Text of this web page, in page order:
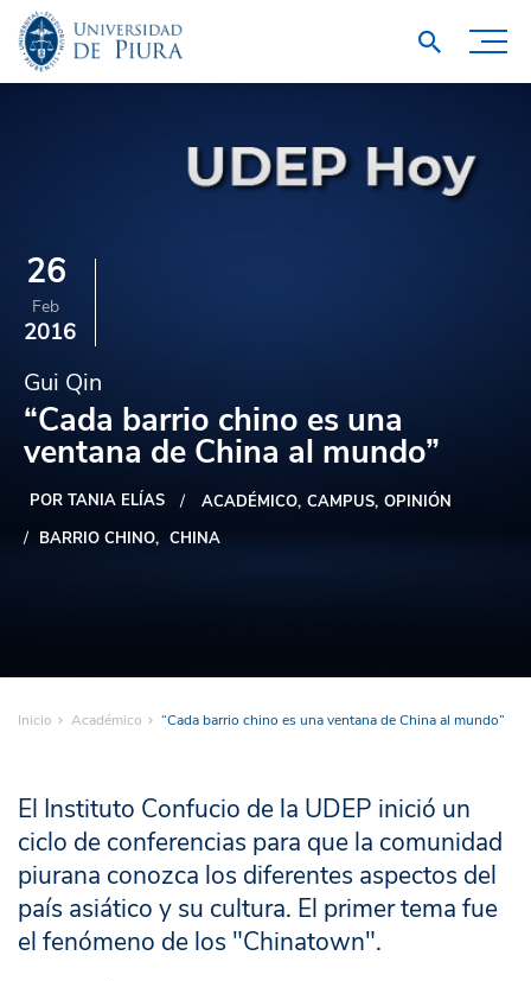
26
Feb
2016
Gui Qin
“Cada barrio chino es una
ventana de China al mundo”
POR TANIA ELÍAS ACADÉMICO CAMPUS OPINIÓN
BARRIO CHINO
CHINA
Inicio Académico “Cada barrio chino es una ventana de China al mundo”
El Instituto Confucio de la UDEP inició un
ciclo de conferencias para que la comunidad
piurana conozca los diferentes aspectos del
país asiático y su cultura. El primer tema fue
el fenómeno de los "Chinatown".